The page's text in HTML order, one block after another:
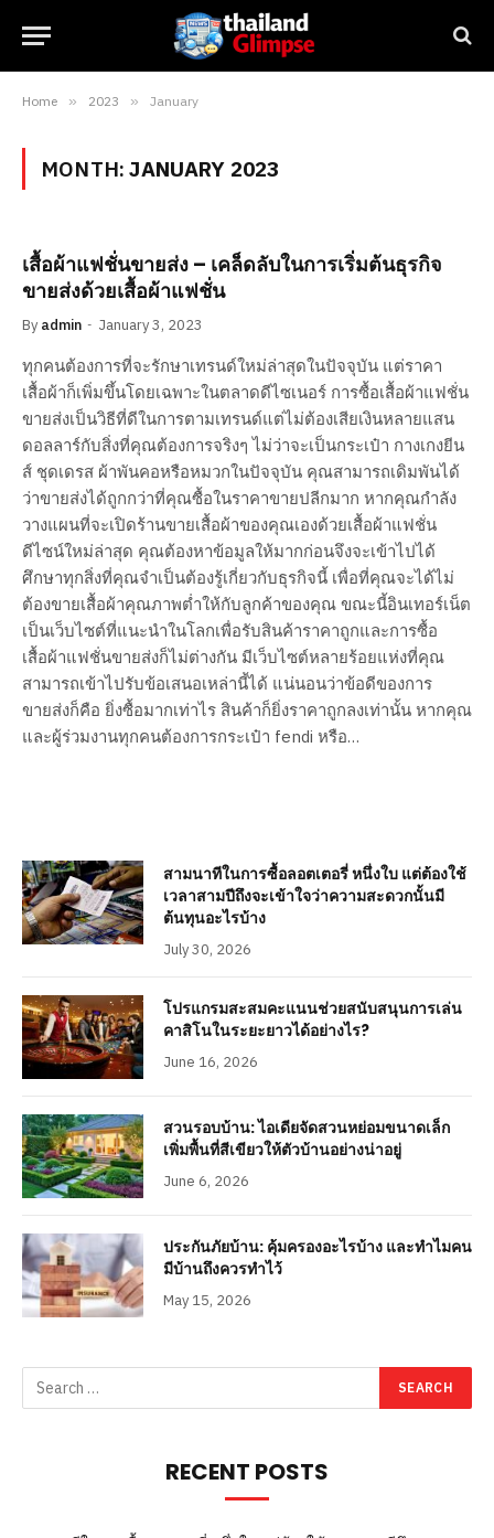
Home » 2023 » January
MONTH:JANUARY 2023
เสื้อผ้าแฟชั่นขายส่ง – เคล็ดลับในการเริ่มต้นธุรกิจ
ขายส่งด้วยเสื้อผ้าแฟชั่น
By admin January 3, 2023
ทุกคนต้องการที่จะรักษาเทรนด์ใหม่ล่าสุดในปัจจุบัน แต่ราคา
เสื้อผ้าก็เพิ่มขึ้นโดยเฉพาะในตลาดดีไซเนอร์ การซื้อเสื้อผ้าแฟชั่น
ขายส่งเป็นวิธีที่ดีในการตามเทรนด์แต่ไม่ต้องเสียเงินหลายแสน
ดอลลาร์กับสิ่งที่คุณต้องการจริงๆ ไม่ว่าจะเป็นกระเป๋า กางเกงยีน
ส์ ชุดเดรส ผ้าพันคอหรือหมวกในปัจจุบัน คุณสามารถเดิมพันได้
ว่าขายส่งได้ถูกกว่าที่คุณซื้อในราคาขายปลีกมาก หากคุณกำลัง
วางแผนที่จะเปิดร้านขายเสื้อผ้าของคุณเองด้วยเสื้อผ้าแฟชั่น
ดีไซน์ใหม่ล่าสุด คุณต้องหาข้อมูลให้มากก่อนจึงจะเข้าไปได้
ศึกษาทุกสิ่งที่คุณจำเป็นต้องรู้เกี่ยวกับธุรกิจนี้ เพื่อที่คุณจะได้ไม่
ต้องขายเสื้อผ้าคุณภาพต่ำให้กับลูกค้าของคุณ ขณะนี้อินเทอร์เน็ต
เป็นเว็บไซต์ที่แนะนำในโลกเพื่อรับสินค้าราคาถูกและการซื้อ
เสื้อผ้าแฟชั่นขายส่งก็ไม่ต่างกัน มีเว็บไซต์หลายร้อยแห่งที่คุณ
สามารถเข้าไปรับข้อเสนอเหล่านี้ได้ แน่นอนว่าข้อดีของการ
ขายส่งก็คือ ยิ่งซื้อมากเท่าไร สินค้าก็ยิ่งราคาถูกลงเท่านั้น หากคุณ
และผู้ร่วมงานทุกคนต้องการกระเป๋า fendi หรือ…
สามนาทีในการซื้อลอตเตอรี่ หนึ่งใบ แต่ต้องใช้
เวลาสามปีถึงจะเข้าใจว่าความสะดวกนั้นมี
ต้นทุนอะไรบ้าง
July 30, 2026
โปรแกรมสะสมคะแนนช่วยสนับสนุนการเล่น
คาสิโนในระยะยาวได้อย่างไร?
June 16, 2026
สวนรอบบ้าน: ไอเดียจัดสวนหย่อมขนาดเล็ก
เพิ่มพื้นที่สีเขียวให้ตัวบ้านอย่างน่าอยู่
June 6, 2026
ประกันภัยบ้าน: คุ้มครองอะไรบ้าง และทำไมคน
มีบ้านถึงควรทำไว้
May 15, 2026
RECENT POSTS